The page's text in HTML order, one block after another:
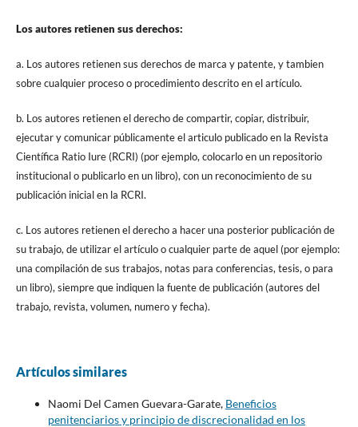
Los autores retienen sus derechos:
a. Los autores retienen sus derechos de marca y patente, y tambien
sobre cualquier proceso o procedimiento descrito en el artículo.
b. Los autores retienen el derecho de compartir, copiar, distribuir,
ejecutar y comunicar públicamente el articulo publicado en la Revista
Científica Ratio Iure (RCRI) (por ejemplo, colocarlo en un repositorio
institucional o publicarlo en un libro), con un reconocimiento de su
publicación inicial en la RCRI.
c. Los autores retienen el derecho a hacer una posterior publicación de
su trabajo, de utilizar el artículo o cualquier parte de aquel (por ejemplo:
una compilación de sus trabajos, notas para conferencias, tesis, o para
un libro), siempre que indiquen la fuente de publicación (autores del
trabajo, revista, volumen, numero y fecha).
Artículos similares
Naomi Del Camen Guevara-Garate, Beneficios
penitenciarios y principio de discrecionalidad en los